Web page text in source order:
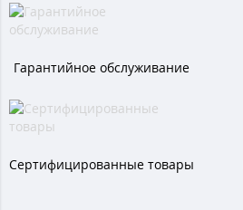
Гарантийное обслуживание
Сертифицированные товары